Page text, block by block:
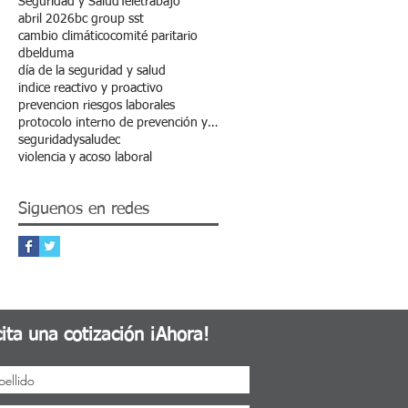
abril 2026bc group sst
cambio climáticocomité paritario
dbelduma
día de la seguridad y salud
indice reactivo y proactivo
prevencion riesgos laborales
protocolo interno de prevención y erradicación de la discriminación
seguridadysaludec
violencia y acoso laboral
Siguenos en redes
una cotización ¡Ahora!